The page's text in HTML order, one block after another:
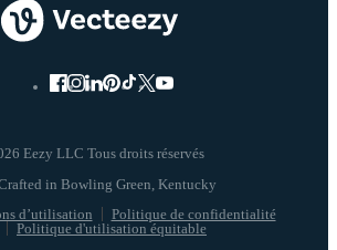
Eezy LLC Tous droits réservés
d’utilisation
Politique de confidentialité
Politique d'utilisation équitable